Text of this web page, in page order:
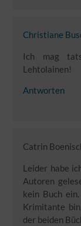
Christiane
Ich mag
Lehtolainen!
Antworten
Catrin
Leider habe
Autoren
kein Buch
Krimitante
der beiden